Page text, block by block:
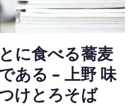
に食べる蕎麦
ある – 上野 味
けとろそば